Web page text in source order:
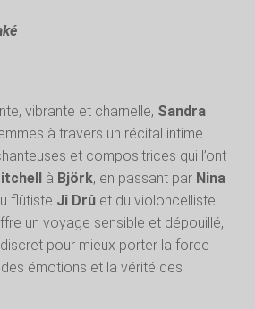
vibrante et charnelle, Sandra
à travers un récital intime
et compositrices qui l’ont
à Björk, en passant par Nina
flûtiste Jî Drûet du violoncelliste
un voyage sensible et dépouillé,
pour mieux porter la force
émotions et la vérité des